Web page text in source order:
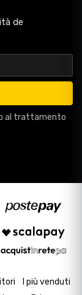
de
al trattamento
I più venduti